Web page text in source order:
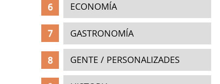
ECONOMÍA
GASTRONOMÍA
GENTE / PERSONALIZADES